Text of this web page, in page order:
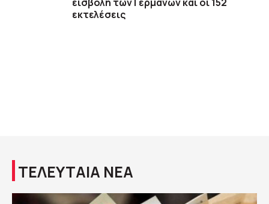
εισβολή των Γερμανών και οι 152
εκτελέσεις
ΤΕΛΕΥΤΑΙΑ ΝΕΑ